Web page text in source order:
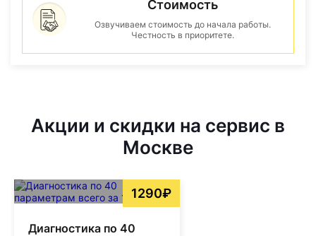
Стоимость
Озвучиваем стоимость до начала работы.
Честность в приоритете.
Акции и скидки на сервис в
Москве
1290₽
Диагностика по 40